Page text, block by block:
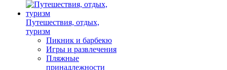
Путешествия, отдых,
туризм
Пикник и барбекю
Игры и развлечения
Пляжные
принадлежности